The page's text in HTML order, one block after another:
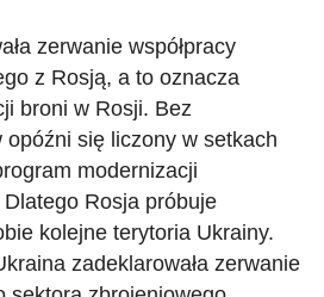
zerwanie współpracy
z Rosją, a to oznacza
broni w Rosji. Bez
opóźni się liczony w setkach
modernizacji
Rosja próbuje
kolejne terytoria Ukrainy.
zadeklarowała zerwanie